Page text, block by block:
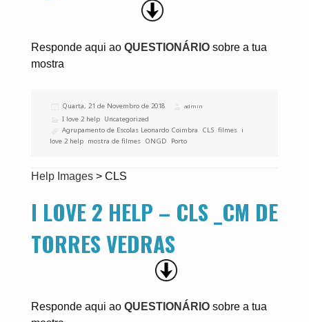
Responde aqui ao QUESTIONÁRIO sobre a tua
mostra
Publicado
Quarta, 21 de Novembro de 2018 Autor
admin
Categorias
I love 2 help Uncategorized
Etiquetas
Agrupamento de Escolas Leonardo Coimbra CLS ,filmes i
love 2 help mostra de filmes ONGD Porto
Help Images> CLS
I LOVE 2 HELP – CLS _CM DE
TORRES VEDRAS
Responde aqui ao QUESTIONÁRIOsobre a tua